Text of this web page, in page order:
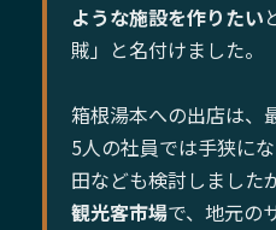
ような施設を作りたい
賊」と名付けました。
箱根湯本への出店は、
5人の社員では手狭に
田なども検討しました
観光客市場で、地元の